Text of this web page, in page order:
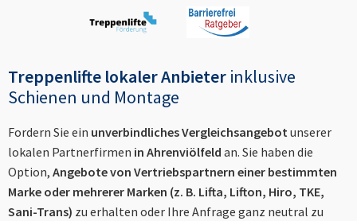
Treppenlifte lokaler Anbieter inklusive
Schienen und Montage
Fordern Sie ein unverbindliches Vergleichsangebotunserer
lokalen Partnerfirmen in Ahrenviölfeld an. Sie haben die
Option, Angebote von Vertriebspartnern einer bestimmten
Marke oder mehrerer Marken (z. B. Lifta, Lifton, Hiro, TKE,
Sani-Trans) zu erhalten oder Ihre Anfrage ganz neutral zu